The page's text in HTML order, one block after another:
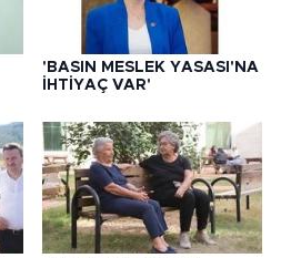
'BASIN MESLEK YASASI'NA
İHTİYAÇ VAR'